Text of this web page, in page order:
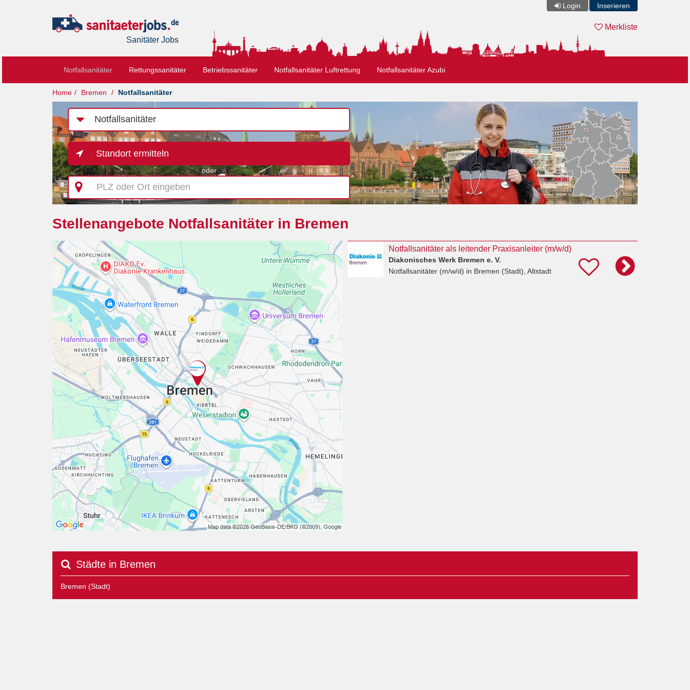
Login Inserieren
Sanitäter Jobs
Merkliste
Notfallsanitäter Rettungssanitäter Betriebssanitäter Notfallsanitäter Luftrettung Notfallsanitäter Azubi
Home Bremen Notfallsanitäter
Job-
Kategorie
Standort ermitteln
oder
PLZ
oder
Ort
Stellenangebote Notfallsanitäter in Bremen
Notfallsanitäter als leitender Praxisanleiter (m/w/d)
Diakonisches Werk Bremen e. V.
Notfallsanitäter (m/w/d) in Bremen (Stadt), Altstadt
Städte in Bremen
Bremen (Stadt)